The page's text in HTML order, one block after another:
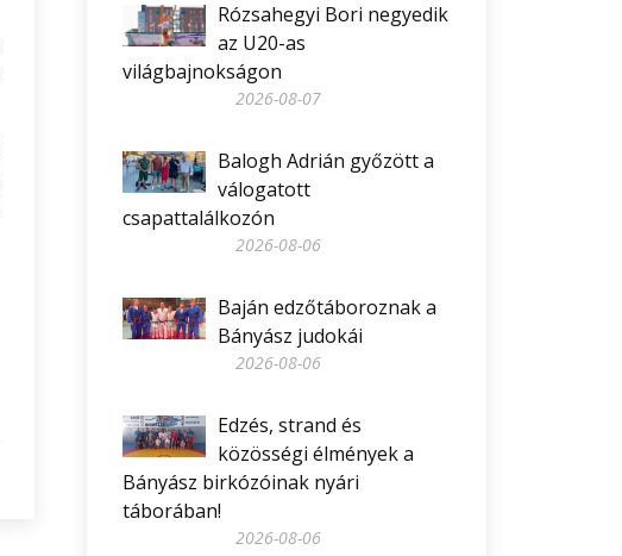
Rózsahegyi Bori negyedik
az U20-as
világbajnokságon
2026-08-07
Balogh Adrián győzött a
válogatott
csapattalálkozón
2026-08-06
Baján edzőtáboroznak a
Bányász judokái
2026-08-06
Edzés, strand és
közösségi élmények a
Bányász birkózóinak nyári
táborában!
2026-08-06